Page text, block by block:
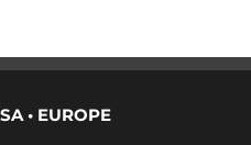
• EUROPE